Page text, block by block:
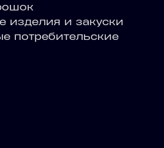
изделия и закуски
потребительские